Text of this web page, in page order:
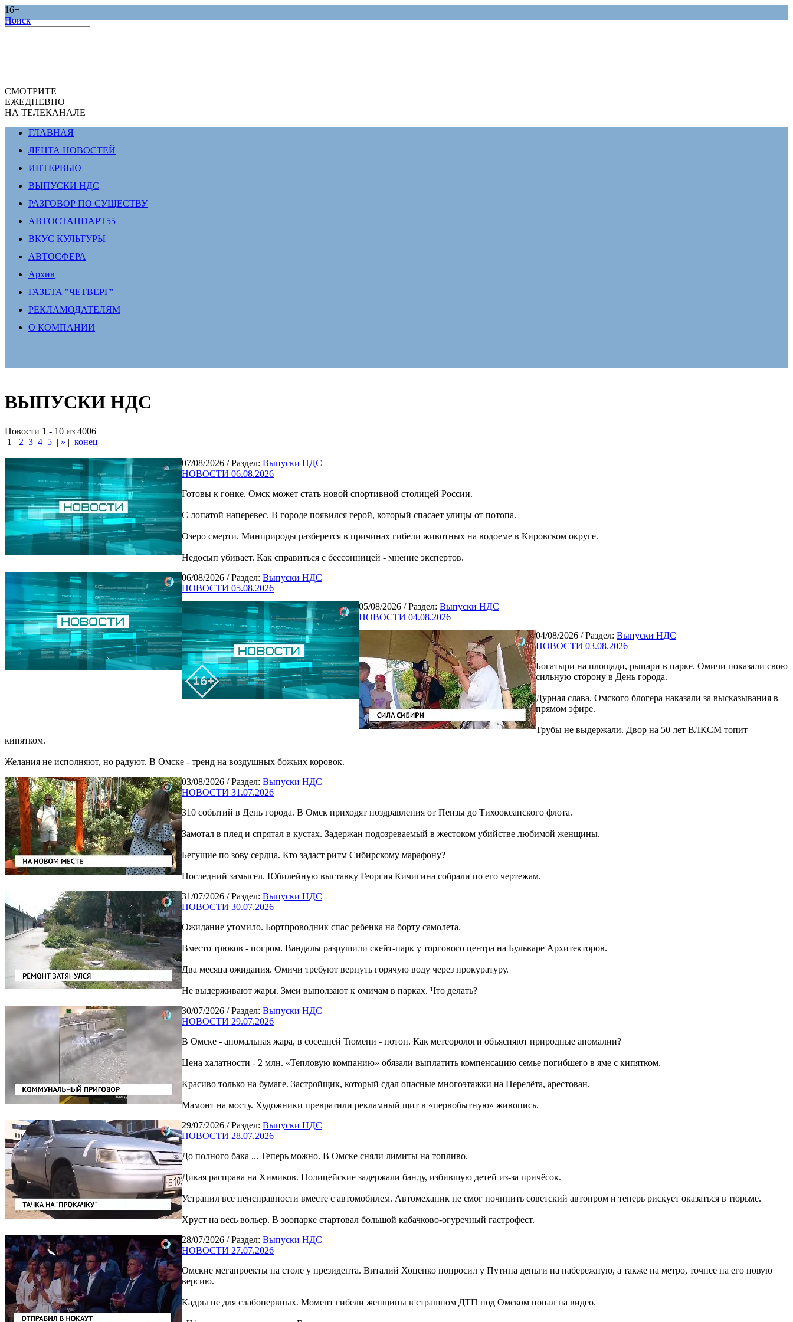
16+
Поиск
СМОТРИТЕ
ЕЖЕДНЕВНО
НА ТЕЛЕКАНАЛЕ
ГЛАВНАЯ
ЛЕНТА НОВОСТЕЙ
ИНТЕРВЬЮ
ВЫПУСКИ НДС
РАЗГОВОР ПО СУЩЕСТВУ
АВТОСТАНDАРТ55
ВКУС КУЛЬТУРЫ
АВТОСФЕРА
Архив
ГАЗЕТА "ЧЕТВЕРГ"
РЕКЛАМОДАТЕЛЯМ
О КОМПАНИИ
ВЫПУСКИ НДС
Новости 1 - 10 из 4006
1
2 3 4 5 | » | конец
07/08/2026 / Раздел: Выпуски НДС
НОВОСТИ 06.08.2026
Готовы к гонке. Омск может стать новой спортивной столицей России.
С лопатой наперевес. В городе появился герой, который спасает улицы от потопа.
Озеро смерти. Минприроды разберется в причинах гибели животных на водоеме в Кировском округе.
Недосып убивает. Как справиться с бессонницей - мнение экспертов.
06/08/2026 / Раздел: Выпуски НДС
НОВОСТИ 05.08.2026
05/08/2026 / Раздел: Выпуски НДС
НОВОСТИ 04.08.2026
04/08/2026 / Раздел: Выпуски НДС
НОВОСТИ 03.08.2026
Богатыри на площади, рыцари в парке. Омичи показали свою
сильную сторону в День города.
Дурная слава. Омского блогера наказали за высказывания в
прямом эфире.
Трубы не выдержали. Двор на 50 лет ВЛКСМ топит
кипятком.
Желания не исполняют, но радуют. В Омске - тренд на воздушных божьих коровок.
03/08/2026 / Раздел: Выпуски НДС
НОВОСТИ 31.07.2026
310 событий в День города. В Омск приходят поздравления от Пензы до Тихоокеанского флота.
Замотал в плед и спрятал в кустах. Задержан подозреваемый в жестоком убийстве любимой женщины.
Бегущие по зову сердца. Кто задаст ритм Сибирскому марафону?
Последний замысел. Юбилейную выставку Георгия Кичигина собрали по его чертежам.
31/07/2026 / Раздел: Выпуски НДС
НОВОСТИ 30.07.2026
Ожидание утомило. Бортпроводник спас ребенка на борту самолета.
Вместо трюков - погром. Вандалы разрушили скейт-парк у торгового центра на Бульваре Архитекторов.
Два месяца ожидания. Омичи требуют вернуть горячую воду через прокуратуру.
Не выдерживают жары. Змеи выползают к омичам в парках. Что делать?
30/07/2026 / Раздел: Выпуски НДС
НОВОСТИ 29.07.2026
В Омске - аномальная жара, в соседней Тюмени - потоп. Как метеорологи объясняют природные аномалии?
Цена халатности - 2 млн. «Тепловую компанию» обязали выплатить компенсацию семье погибшего в яме с кипятком.
Красиво только на бумаге. Застройщик, который сдал опасные многоэтажки на Перелёта, арестован.
Мамонт на мосту. Художники превратили рекламный щит в «первобытную» живопись.
29/07/2026 / Раздел: Выпуски НДС
НОВОСТИ 28.07.2026
До полного бака ... Теперь можно. В Омске сняли лимиты на топливо.
Дикая расправа на Химиков. Полицейские задержали банду, избившую детей из-за причёсок.
Устранил все неисправности вместе с автомобилем. Автомеханик не смог починить советский автопром и теперь рискует оказаться в тюрьме.
Хруст на весь вольер. В зоопарке стартовал большой кабачково-огуречный гастрофест.
28/07/2026 / Раздел: Выпуски НДС
НОВОСТИ 27.07.2026
Омские мегапроекты на столе у президента. Виталий Хоценко попросил у Путина деньги на набережную, а также на метро, точнее на его новую
версию.
Кадры не для слабонервных. Момент гибели женщины в страшном ДТП под Омском попал на видео.